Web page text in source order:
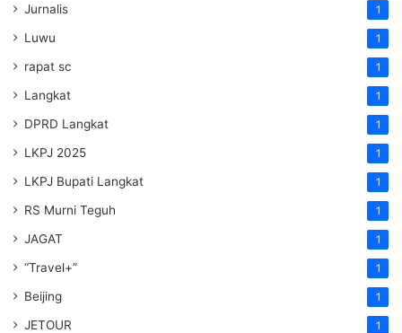
Jurnalis 1
Luwu 1
rapat sc 1
Langkat 1
DPRD Langkat 1
LKPJ 2025 1
LKPJ Bupati Langkat 1
RS Murni Teguh 1
JAGAT 1
“Travel+” 1
Beijing 1
JETOUR 1